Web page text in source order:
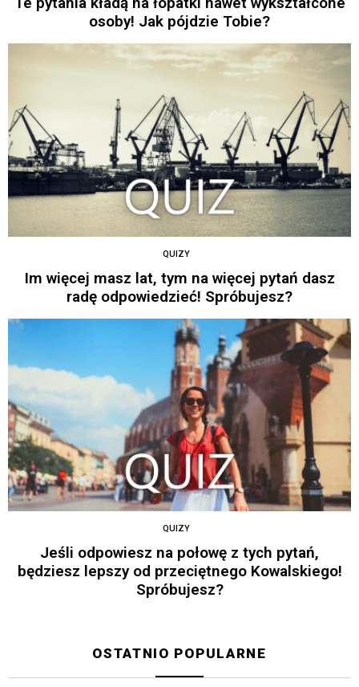
osoby! Jak pójdzie Tobie?
QUIZY
Im więcej masz lat, tym na więcej pytań dasz
radę odpowiedzieć! Spróbujesz?
QUIZY
Jeśli odpowiesz na połowę z tych pytań,
będziesz lepszy od przeciętnego Kowalskiego!
Spróbujesz?
OSTATNIO POPULARNE